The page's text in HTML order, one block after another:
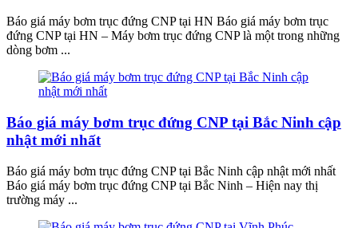
Báo giá máy bơm trục đứng CNP tại HN Báo giá máy bơm trục
đứng CNP tại HN – Máy bơm trục đứng CNP là một trong những
dòng bơm ...
Báo giá máy bơm trục đứng CNP tại Bắc Ninh cập
nhật mới nhất
Báo giá máy bơm trục đứng CNP tại Bắc Ninh cập nhật mới nhất
Báo giá máy bơm trục đứng CNP tại Bắc Ninh – Hiện nay thị
trường máy ...